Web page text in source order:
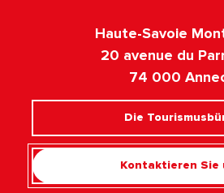
Haute-Savoie
20 avenue du
74 000
Die
Kontaktieren Sie